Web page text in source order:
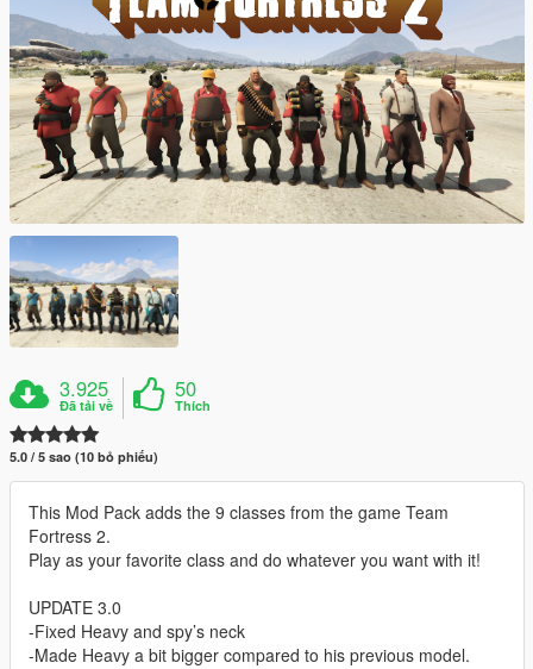
3.925
Đã tải về
50
Thích
5.0 / 5 sao (10 bỏ phiếu)
This Mod Pack adds the 9 classes from the game Team
Fortress 2.
Play as your favorite class and do whatever you want with it!
UPDATE 3.0
-Fixed Heavy and spy’s neck
-Made Heavy a bit bigger compared to his previous model.